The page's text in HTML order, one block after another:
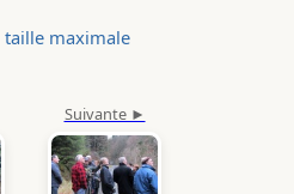
taille maximale